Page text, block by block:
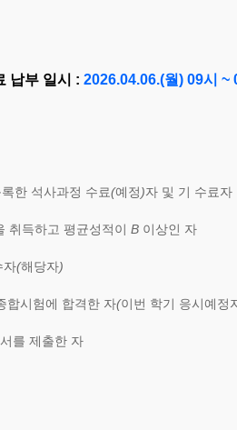
납부 일시 : 2026.04.06.(월) 09시 ~
한 석사과정 수료(예정)자 및 기 수료자
취득하고 평균성적이 B 이상인 자
자(해당자)
합시험에 합격한 자(이번 학기 응시예정
를 제출한 자